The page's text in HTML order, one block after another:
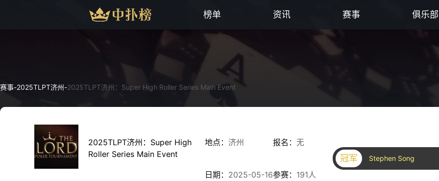
榜单 资讯 赛事 俱乐部
赛事-2025TLPT济州-2025TLPT济州：Super High Roller Series Main Event
2025TLPT济州：Super High
Roller Series Main Event
地点： 济州
日期： 2025-05-16
报名： 无
参赛： 191人
冠军 Stephen Song